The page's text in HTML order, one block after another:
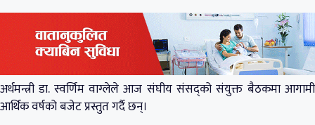
अर्थमन्त्री डा. स्वर्णिम वाग्लेले आज संघीय संसद्को संयुक्त बैठकमा आगामी
आर्थिक वर्षको बजेट प्रस्तुत गर्दै छन्।